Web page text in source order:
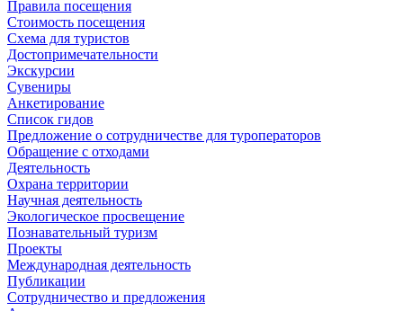
Правила посещения
Стоимость посещения
Схема для туристов
Достопримечательности
Экскурсии
Сувениры
Анкетирование
Список гидов
Предложение о сотрудничестве для туроператоров
Обращение с отходами
Деятельность
Охрана территории
Научная деятельность
Экологическое просвещение
Познавательный туризм
Проекты
Международная деятельность
Публикации
Сотрудничество и предложения